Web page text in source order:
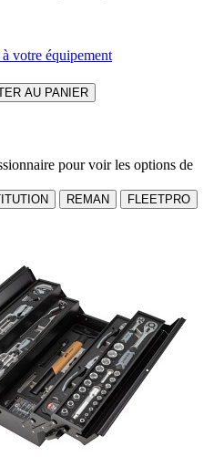
votre équipement
AU PANIER
pour voir les options de
REMAN FLEETPRO